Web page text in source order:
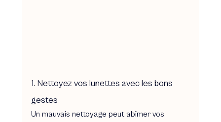
1. Nettoyez vos lunettes avec les bons
gestes
Un mauvais nettoyage peut abîmer vos